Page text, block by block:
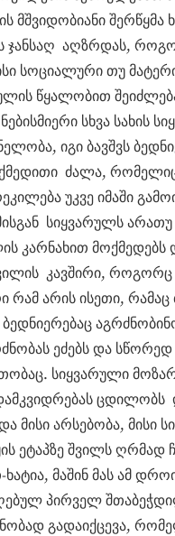
მშვიდობიანი შერწყმა
ჯანსაღ აღზრდას,
სოციალური თუ
წყალობით
სხვა სახის
იგი ბავშვს
ძალა,
უკვე იმაში
სიყვარულს
კარნახით მოქმედებს
კავშირი,
რამ არის ისეთი,
ეძებს და სწორედ
სიყვარული
ცდილობს
მისი არსებობა, მისი
ეტაპზე შვილს ღრმად
მაშინ მას ამ
პირველ
გადაიქცევა,